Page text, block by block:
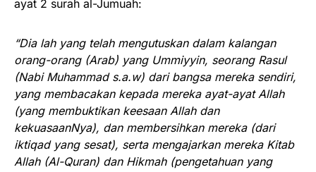
ayat 2 surah al-Jumuah:
“Dia lah yang telah mengutuskan dalam kalangan
orang-orang (Arab) yang Ummiyyin, seorang Rasul
(Nabi Muhammad s.a.w) dari bangsa mereka sendiri,
yang membacakan kepada mereka ayat-ayat Allah
(yang membuktikan keesaan Allah dan
kekuasaanNya), dan membersihkan mereka (dari
iktiqad yang sesat), serta mengajarkan mereka Kitab
Allah (Al-Quran) dan Hikmah (pengetahuan yang